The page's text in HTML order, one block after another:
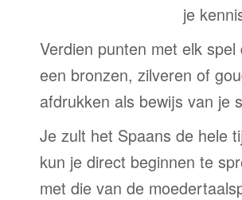
je
Verdien punten met elk
een bronzen, zilveren of
afdrukken als bewijs van je
Je zult het Spaans de hele
kun je direct beginnen te
met die van de